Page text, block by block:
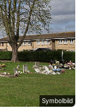
Symbolbild